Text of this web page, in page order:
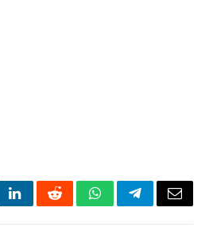
LinkedInRedditWhatsAppTelegramEmail